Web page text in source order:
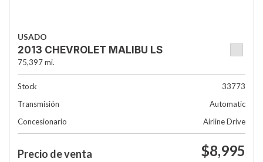
USADO
2013 CHEVROLET MALIBU LS
75,397 mi.
Stock
33773
Transmisión
Automatic
Concesionario
Airline Drive
Precio de venta $8,995